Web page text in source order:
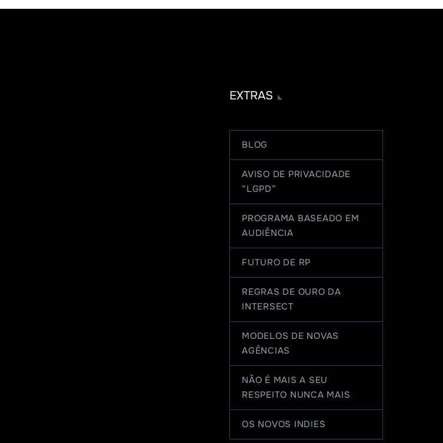
EXTRAS
BLOG
AVISO DE PRIVACIDADE
“LGPD”
PROGRAMA BASEADO EM
AUDIÊNCIA
FUTURO DE RP
REGRAS DE OURO DA
INTERSECT
MODELOS DE NOVAS
AGÊNCIAS
NÃO É MAIS A SEU
RESPEITO NUNCA MAIS
OS NOVOS INDIES